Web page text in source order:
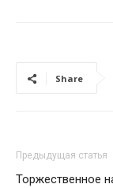
Share
Предыдущая статья
Торжественное